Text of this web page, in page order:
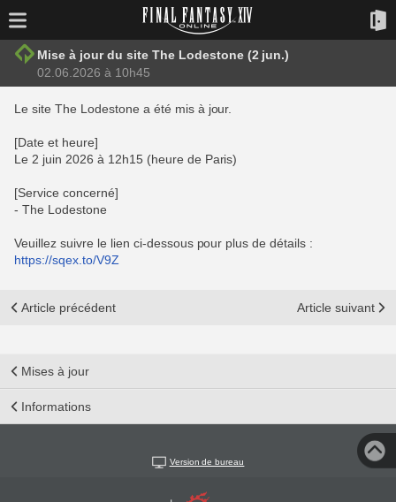
Mise à jour du site The Lodestone (2 jun.)
02.06.2026 à 10h45
Le site The Lodestone a été mis à jour.
[Date et heure]
Le 2 juin 2026 à 12h15 (heure de Paris)
[Service concerné]
- The Lodestone
Veuillez suivre le lien ci-dessous pour plus de détails :
https://sqex.to/V9Z
Article précédent Article suivant
Mises à jour
Informations
Version de bureau